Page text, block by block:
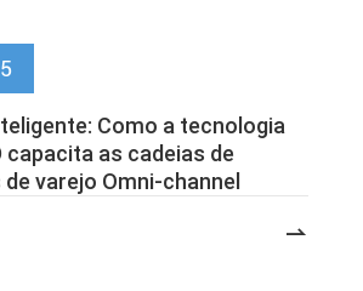
Como a tecnologia
capacita as cadeias de
varejo Omni-channel
